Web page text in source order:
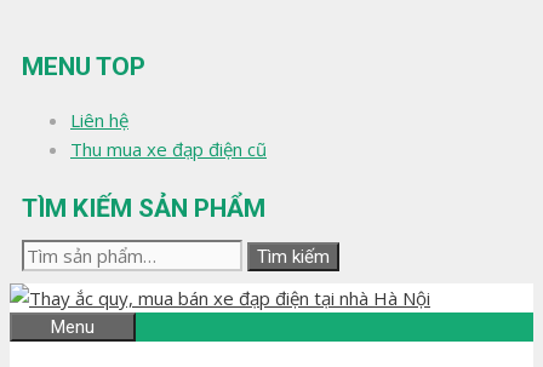
đến
nội
MENU TOP
Liên hệ
Thu mua xe đạp điện cũ
TÌM KIẾM SẢN PHẨM
Tìm
kiếm:
Tìm kiếm
Menu